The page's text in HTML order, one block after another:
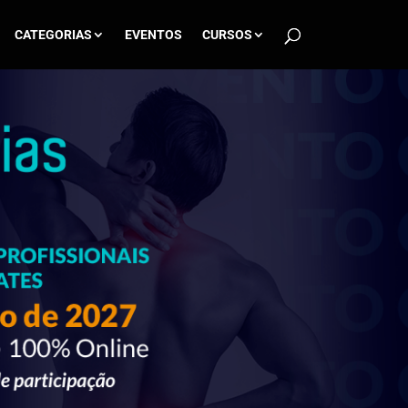
CATEGORIAS EVENTOS CURSOS